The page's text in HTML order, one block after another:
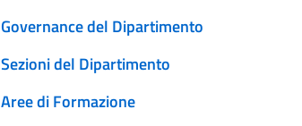
Governance del Dipartimento
Sezioni del Dipartimento
Aree di Formazione